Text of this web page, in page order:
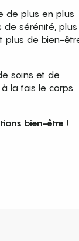
de plus en plus
de sérénité, plus
plus de bien-
soins et de
la fois le corps
bien-être !